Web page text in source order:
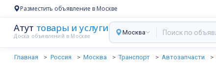
Разместить объявление в Москве
Атут товары и услуги
Доска объявлений в Москве
Москва
Главная Россия Москва Транспорт Автозапчасти